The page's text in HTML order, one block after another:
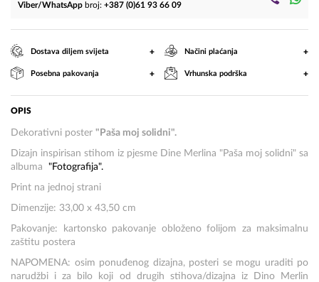
Viber/WhatsApp broj: +387 (0)61 93 66 09
Dostava diljem svijeta + Načini plaćanja +
Posebna pakovanja + Vrhunska podrška +
OPIS
Dekorativni poster "Paša moj solidni".
Dizajn inspirisan stihom iz pjesme Dine Merlina "Paša moj solidni" sa
albuma
"Fotografija".
Print na jednoj strani
Dimenzije: 33,00 x 43,50 cm
Pakovanje: kartonsko pakovanje obloženo folijom za maksimalnu
zaštitu postera
NAPOMENA: osim ponuđenog dizajna, posteri se mogu uraditi po
narudžbi i za bilo koji od drugih stihova/dizajna iz Dino Merlin